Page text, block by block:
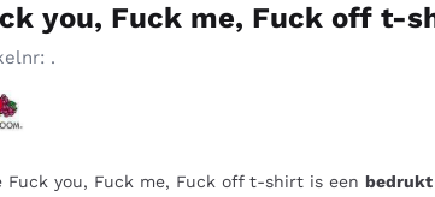
you, Fuck me, Fuck off t-
.
Fuck you, Fuck me, Fuck off t-shirt is een